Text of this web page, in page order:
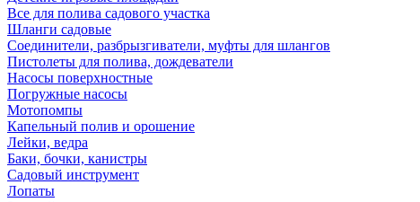
Все для полива садового участка
Шланги садовые
Соединители, разбрызгиватели, муфты для шлангов
Пистолеты для полива, дождеватели
Насосы поверхностные
Погружные насосы
Мотопомпы
Капельный полив и орошение
Лейки, ведра
Баки, бочки, канистры
Садовый инструмент
Лопаты